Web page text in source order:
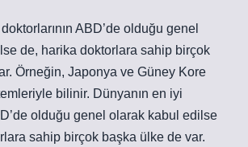
ABD’de olduğu genel
de, harika doktorlara sahip birçok
Örneğin, Japonya ve Güney Kore
bilinir. Dünyanın en iyi
olduğu genel olarak kabul edilse
sahip birçok başka ülke de var.